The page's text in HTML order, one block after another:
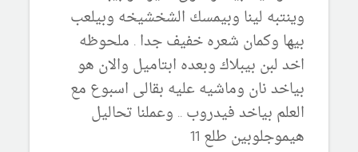
وينتبه لينا وبيمسك الشخشيخه وبيلعب
بيها وكمان شعره خفيف جدا . ملحوظه
اخد لبن بيبلاك وبعده ابتاميل والان هو
بياخد نان وماشيه عليه بقالى اسبوع مع
العلم بياخد فيدروب .. وعملنا تحاليل
هيموجلوبين طلع 11